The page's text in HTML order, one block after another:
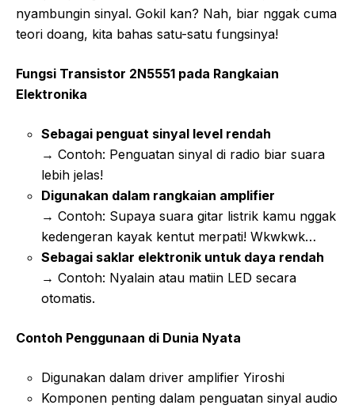
nyambungin sinyal. Gokil kan? Nah, biar nggak cuma
teori doang, kita bahas satu-satu fungsinya!
Fungsi Transistor 2N5551 pada Rangkaian
Elektronika
Sebagai penguat sinyal level rendah
→ Contoh: Penguatan sinyal di radio biar suara
lebih jelas!
Digunakan dalam rangkaian amplifier
→ Contoh: Supaya suara gitar listrik kamu nggak
kedengeran kayak kentut merpati! Wkwkwk…
Sebagai saklar elektronik untuk daya rendah
→ Contoh: Nyalain atau matiin LED secara
otomatis.
Contoh Penggunaan di Dunia Nyata
Digunakan dalam driver amplifier Yiroshi
Komponen penting dalam penguatan sinyal audio